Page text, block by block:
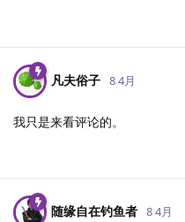
凡夫俗子 8 4月
我只是来看评论的。
随缘自在钓鱼者 8 4月